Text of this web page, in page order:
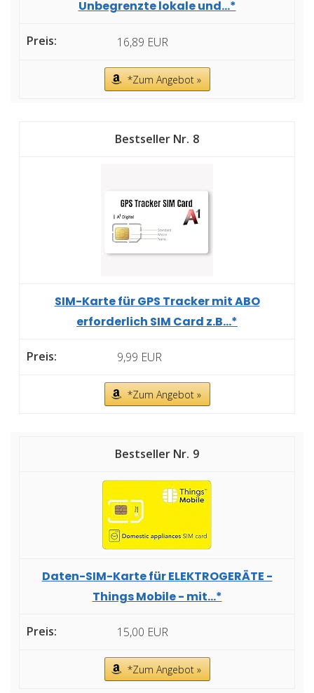
Unbegrenzte lokale und...*
16,89 EUR
*Zum Angebot »
8
SIM-Karte für GPS Tracker mit ABO
erforderlich SIM Card z.B...*
9,99 EUR
*Zum Angebot »
9
Daten-SIM-Karte für ELEKTROGERÄTE -
Things Mobile - mit...*
15,00 EUR
*Zum Angebot »